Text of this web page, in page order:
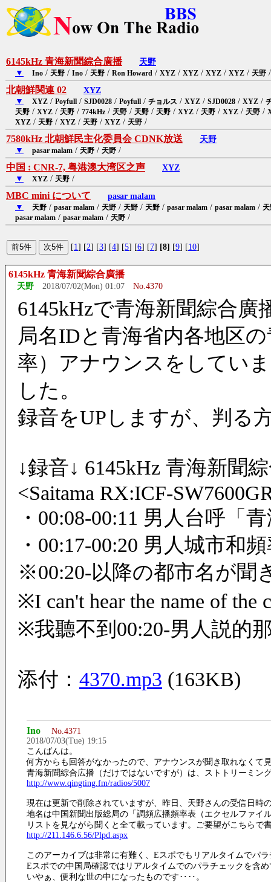
6145kHz 青海新聞綜合廣播
天野
▼
Ino / 天野 / Ino / 天野 / Ron Howard / XYZ / XYZ / XYZ / XYZ / 天野 /
北朝鮮関連 02
XYZ
▼
XYZ / Poyfull / SJD0028 / Poyfull / チョルス / XYZ / SJD0028 / XYZ /
天野 / XYZ / 天野 / 774kHz / 天野 / 天野 / 天野 / XYZ / 天野 / XYZ / 天野 /
XYZ / 天野 / XYZ / 天野 / XYZ / 天野 /
7580kHz 北朝鮮民主化委員会 CDNK放送
天野
▼
pasar malam / 天野 / 天野 /
中国 : CNR-7, 粤港澳大湾区之声
XYZ
▼
XYZ / 天野 /
MBC mini について
pasar malam
▼
天野 / pasar malam / 天野 / 天野 / 天野 / pasar malam / pasar malam /
pasar malam / pasar malam / 天野 /
[1] [2] [3] [4] [5] [6] [7] [8] [9] [10]
6145kHz 青海新聞綜合廣播
天野 2018/07/02(Mon) 01:07 No.4370
6145kHzで青海新聞綜合廣
局名IDと青海省内各地区
率）アナウンスをしてい
した。
録音をUPしますが、判る
↓録音↓ 6145kHz 青海新聞
<Saitama RX:ICF-
・00:08-00:11 男人台呼「
・00:17-00:20 男人城市和
※00:20-以降の都市名が聞
※I can't hear the name of the
※我聽不到00:20-男人説的
添付： 4370.mp3 (163KB)
Ino
No.4371
2018/07/03(Tue) 19:15
こんばんは。
何方からも回答がなかったので、アナウンスが聞き取れなくて
青海新聞綜合広播（だけではないですが）は、ストトリーミン
http://www.qingting.fm/radios/5007
現在は更新で削除されていますが、昨日、天野さんの受信日時
地名は中国新聞出版総局の「調頻広播頻率表（エクセルファイ
リストを見ながら聞くと全て載っています。ご要望がこちらで
http://211.146.6.56/Plpd.aspx
このアーカイブは非常に有難く、Eスポでもリアルタイムでパ
Eスポでの中国局確認ではリアルタイムでのパラチェックを含
いやぁ、便利な世の中になったものです‥‥。